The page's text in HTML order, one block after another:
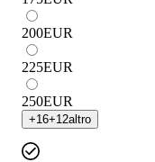
200EUR
225EUR
250EUR
+16+12altro